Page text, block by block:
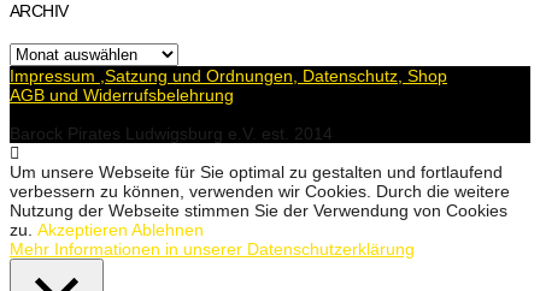
ARCHIV
Archiv
Impressum ,Satzung und Ordnungen, Datenschutz, Shop
AGB und Widerrufsbelehrung
Barock Pirates Ludwigsburg e.V. est. 2014
Um unsere Webseite für Sie optimal zu gestalten und fortlaufend
verbessern zu können, verwenden wir Cookies. Durch die weitere
Nutzung der Webseite stimmen Sie der Verwendung von Cookies
zu. Akzeptieren Ablehnen
Mehr Informationen in unserer Datenschutzerklärung